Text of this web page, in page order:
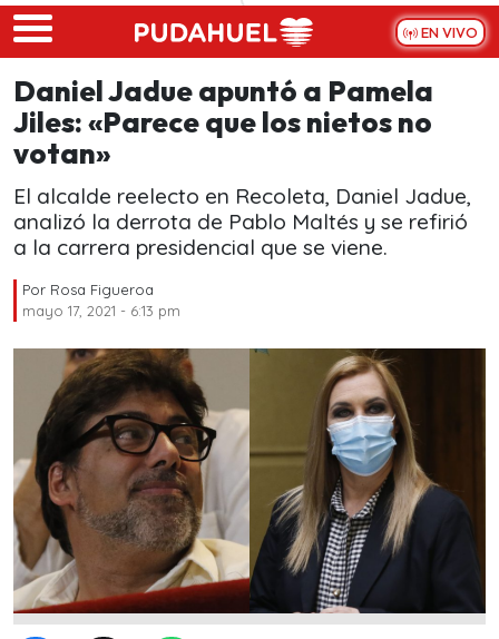
Skip to main content
EN VIVO
Daniel Jadue apuntó a Pamela
Jiles: «Parece que los nietos no
votan»
El alcalde reelecto en Recoleta, Daniel Jadue,
analizó la derrota de Pablo Maltés y se refirió
a la carrera presidencial que se viene.
Por Rosa Figueroa
mayo 17, 2021 - 6:13 pm